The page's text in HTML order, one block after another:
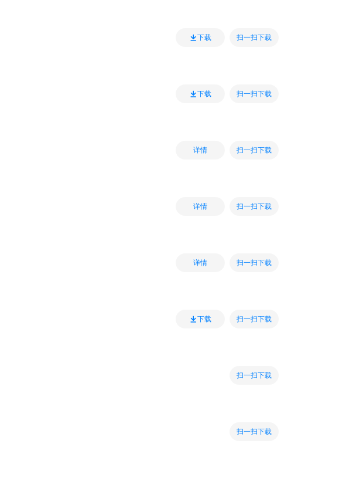
下载 扫一扫下载
下载 扫一扫下载
详情 扫一扫下载
详情 扫一扫下载
详情 扫一扫下载
下载 扫一扫下载
扫一扫下载
扫一扫下载